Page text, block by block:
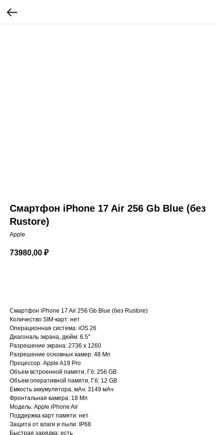
Смартфон iPhone 17 Air 256 Gb Blue (без
Rustore)
Apple
73980,00 ₽
Смартфон iPhone 17 Air 256 Gb Blue (без Rustore)
Количество SIM-карт: нет
Операционная система: iOS 26
Диагональ экрана, дюйм: 6.5"
Разрешение экрана: 2736 х 1260
Разрешение основных камер: 48 Мп
Процессор: Apple A19 Pro
Объем встроенной памяти, Гб: 256 GB
Объем оперативной памяти, Гб: 12 GB
Емкость аккумулятора, мАч: 3149 мАч
Фронтальная камера: 18 Мп
Модель: Apple iPhone Air
Поддержка карт памяти: нет
Защита от влаги и пыли: IP68
Быстрая зарядка: есть